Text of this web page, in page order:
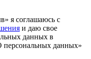
я соглашаюсь с
и даю свое
данных в
персональных данных»